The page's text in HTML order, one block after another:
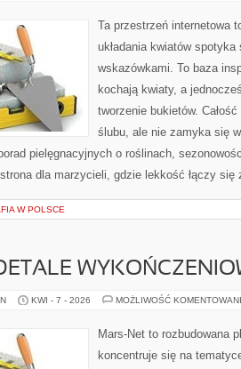
Ta przestrzeń internetowa
układania kwiatów
wskazówkami. To baza
kochają kwiaty, a
tworzenie bukietów.
ślubu, ale nie zamyka się
pielęgnacyjnych o roślinach,
dla marzycieli, gdzie lekkość łączy
W POLSCE
KWI - 7 - 2026 MOŻLIWOŚĆ
Mars-Net to rozbudowana
koncentruje się na